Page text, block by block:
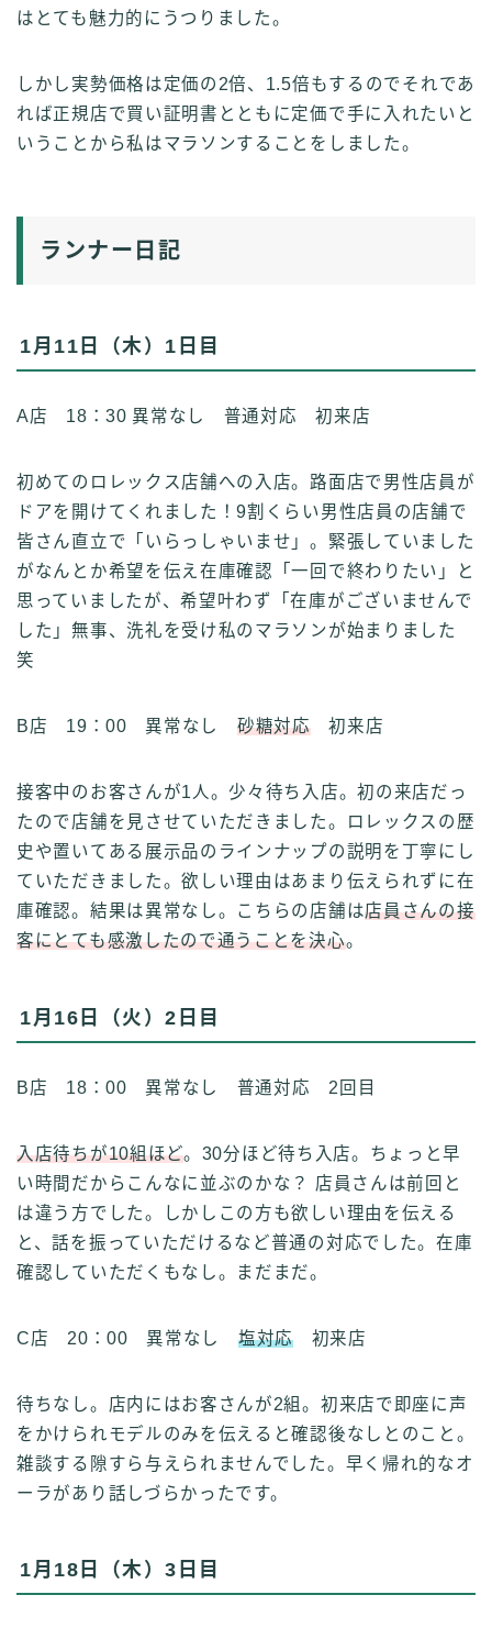
はとても魅力的にうつりました。
しかし実勢価格は定価の2倍、1.5倍もするのでそれであ
れば正規店で買い証明書とともに定価で手に入れたいと
いうことから私はマラソンすることをしました。
ランナー日記
1月11日（木）1日目
A店 18：30 異常なし 普通対応 初来店
初めてのロレックス店舗への入店。路面店で男性店員が
ドアを開けてくれました！9割くらい男性店員の店舗で
皆さん直立で「いらっしゃいませ」。緊張していました
がなんとか希望を伝え在庫確認「一回で終わりたい」と
思っていましたが、希望叶わず「在庫がございませんで
した」無事、洗礼を受け私のマラソンが始まりました
笑
B店 19：00 異常なし 砂糖対応初来店
接客中のお客さんが1人。少々待ち入店。初の来店だっ
たので店舗を見させていただきました。ロレックスの歴
史や置いてある展示品のラインナップの説明を丁寧にし
ていただきました。欲しい理由はあまり伝えられずに在
庫確認。結果は異常なし。こちらの店舗は店員さんの接
客にとても感激したので通うことを決心。
1月16日（火）2日目
B店 18：00 異常なし 普通対応 2回目
入店待ちが10組ほど。30分ほど待ち入店。ちょっと早
い時間だからこんなに並ぶのかな？ 店員さんは前回と
は違う方でした。しかしこの方も欲しい理由を伝える
と、話を振っていただけるなど普通の対応でした。在庫
確認していただくもなし。まだまだ。
C店 20：00 異常なし 塩対応初来店
待ちなし。店内にはお客さんが2組。初来店で即座に声
をかけられモデルのみを伝えると確認後なしとのこと。
雑談する隙すら与えられませんでした。早く帰れ的なオ
ーラがあり話しづらかったです。
1月18日（木）3日目